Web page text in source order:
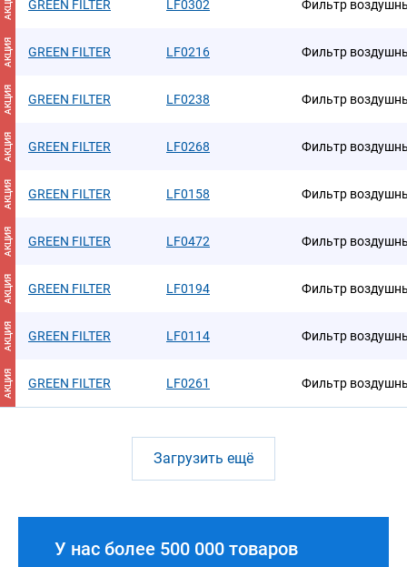
GREEN FILTER LF0302 Фильтр
АКЦИЯ GREEN FILTER LF0216 Фильтр
АКЦИЯ GREEN FILTER LF0238 Фильтр
АКЦИЯ GREEN FILTER LF0268 Фильтр
АКЦИЯ GREEN FILTER LF0158 Фильтр
АКЦИЯ GREEN FILTER LF0472 Фильтр
АКЦИЯ GREEN FILTER LF0194 Фильтр
АКЦИЯ GREEN FILTER LF0114 Фильтр
АКЦИЯ GREEN FILTER LF0261 Фильтр
Загрузить ещё
У нас более 500 000 товаров